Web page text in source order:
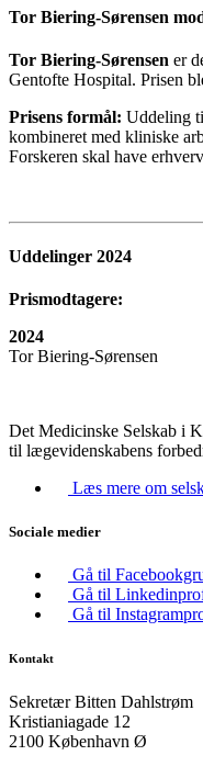
Tor Biering-Sørensen
Tor Biering-Sørensen er
Gentofte Hospital. Prisen
Prisens formål: Uddeling
kombineret med kliniske
Forskeren skal have
Uddelinger 2024
Prismodtagere:
2024
Tor Biering-Sørensen
Det Medicinske Selskab i
til lægevidenskabens
Læs mere om
Sociale medier
Gå til
Gå til
Gå til
Kontakt
Sekretær Bitten Dahlstrøm
Kristianiagade 12
2100 København Ø